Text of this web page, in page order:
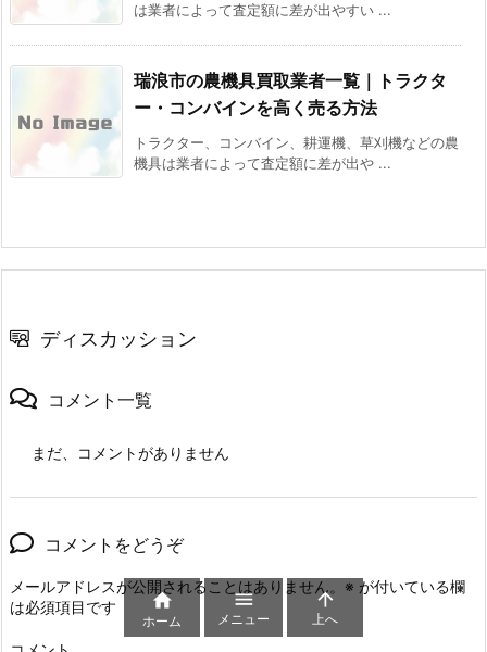
は業者によって査定額に差が出やすい ...
瑞浪市の農機具買取業者一覧｜トラクタ
ー・コンバインを高く売る方法
トラクター、コンバイン、耕運機、草刈機などの農
機具は業者によって査定額に差が出や ...
ディスカッション
コメント一覧
まだ、コメントがありません
コメントをどうぞ
メールアドレスが公開されることはありません。 ※ が付いている欄
は必須項目です

ホーム

メニュー

上へ